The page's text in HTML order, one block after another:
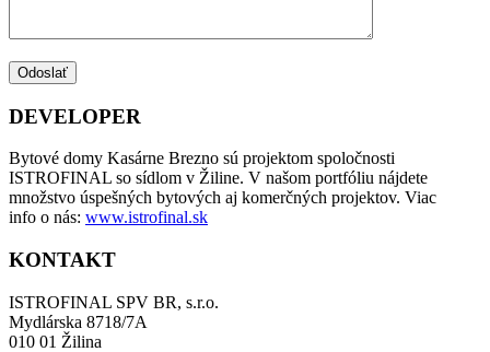
DEVELOPER
Bytové domy Kasárne Brezno sú projektom spoločnosti
ISTROFINAL so sídlom v Žiline. V našom portfóliu nájdete
množstvo úspešných bytových aj komerčných projektov. Viac
info o nás: www.istrofinal.sk
KONTAKT
ISTROFINAL SPV BR, s.r.o.
Mydlárska 8718/7A
010 01 Žilina